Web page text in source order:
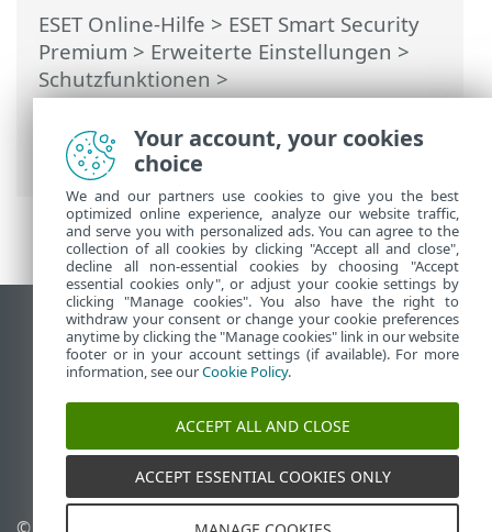
ESET Online-Hilfe > ESET Smart Security
Premium > Erweiterte Einstellungen >
Schutzfunktionen>
Netzwerkzugriffsschutz>
Netzwerkangriffsschutz (IDS)> Schutz
vor Brute-Force-Angriffen
Desktop-Site anzeigen
End of Life
ESET Knowledgebase
ESET-Forum
ESET Status Portal
Regionaler Support
Your account, your cookies
choice
We and our partners use cookies to give you the best
optimized online experience, analyze our website traffic,
and serve you with personalized ads. You can agree to the
collection of all cookies by clicking "Accept all and close",
decline all non-essential cookies by choosing "Accept
essential cookies only", or adjust your cookie settings by
clicking "Manage cookies". You also have the right to
withdraw your consent or change your cookie preferences
anytime by clicking the "Manage cookies" link in our website
footer or in your account settings (if available). For more
information, see ourCookie Policy.
ACCEPT ALL AND CLOSE
ACCEPT ESSENTIAL COOKIES ONLY